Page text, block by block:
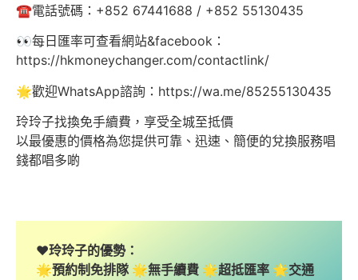
☎️電話號碼：+852 67441688 / +852 55130435
👀每日匯率可查看網站&facebook：
https://hkmoneychanger.com/contactlink/
🌟歡迎WhatsApp諮詢：https://wa.me/85255130435
玲玲子找換免手續費，享受全城至抵價
以最優惠的價格為您提供可靠、迅速、簡便的兌換服務唱
錢都唱多啲
❤️玲玲子的優勢：
🌟預約制免排隊 🌟無手續費 🌟超抵匯率 🌟交通